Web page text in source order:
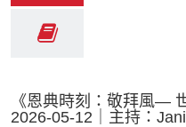
《恩典時刻：敬拜風—
2026-05-12｜主持：